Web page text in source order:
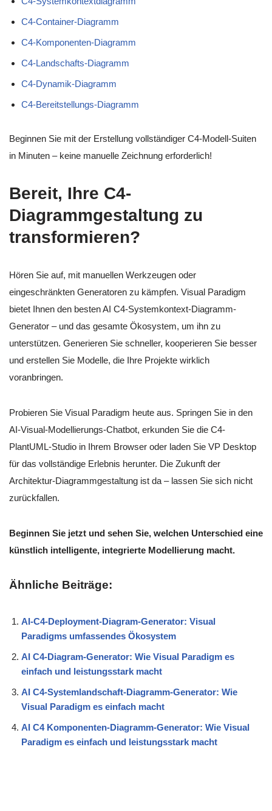
C4-Container-Diagramm
C4-Komponenten-Diagramm
C4-Landschafts-Diagramm
C4-Dynamik-Diagramm
C4-Bereitstellungs-Diagramm
Beginnen Sie mit der Erstellung vollständiger C4-Modell-Suiten
in Minuten – keine manuelle Zeichnung erforderlich!
Bereit, Ihre C4-
Diagrammgestaltung zu
transformieren?
Hören Sie auf, mit manuellen Werkzeugen oder
eingeschränkten Generatoren zu kämpfen. Visual Paradigm
bietet Ihnen den besten AI C4-Systemkontext-Diagramm-
Generator – und das gesamte Ökosystem, um ihn zu
unterstützen. Generieren Sie schneller, kooperieren Sie besser
und erstellen Sie Modelle, die Ihre Projekte wirklich
voranbringen.
Probieren Sie Visual Paradigm heute aus. Springen Sie in den
AI-Visual-Modellierungs-Chatbot, erkunden Sie die C4-
PlantUML-Studio in Ihrem Browser oder laden Sie VP Desktop
für das vollständige Erlebnis herunter. Die Zukunft der
Architektur-Diagrammgestaltung ist da – lassen Sie sich nicht
zurückfallen.
Beginnen Sie jetzt und sehen Sie, welchen Unterschied eine
künstlich intelligente, integrierte Modellierung macht.
Ähnliche Beiträge:
AI-C4-Deployment-Diagram-Generator: Visual
Paradigms umfassendes Ökosystem
AI C4-Diagram-Generator: Wie Visual Paradigm es
einfach und leistungsstark macht
AI C4-Systemlandschaft-Diagramm-Generator: Wie
Visual Paradigm es einfach macht
AI C4 Komponenten-Diagramm-Generator: Wie Visual
Paradigm es einfach und leistungsstark macht